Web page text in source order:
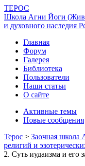
ТЕРОС
Школа Агни Йоги
и духовного наследия
Главная
Форум
Галерея
Библиотека
Пользователи
Наши статьи
О сайте
Активные темы
Новые сообщения
Терос > Заочная школа
религий и
2. Суть иудаизма и его